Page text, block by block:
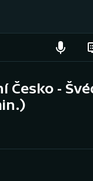
Česko -